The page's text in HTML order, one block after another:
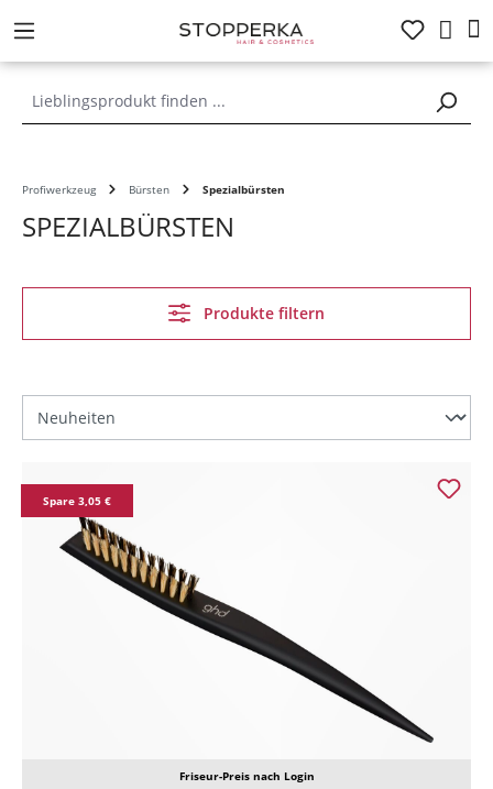
springen
Profiwerkzeug Bürsten Spezialbürsten
SPEZIALBÜRSTEN
Produkte filtern
Spare 3,05 €
Friseur-Preis nach Login